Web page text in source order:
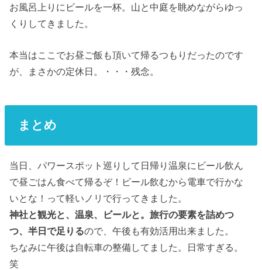
お風呂上りにビールを一杯。山と中庭を眺めながらゆっ
くりしてきました。
本当はここでお昼ご飯も頂いて帰るつもりだったのです
が、まさかの定休日。・・・残念。
まとめ
当日、パワースポット巡りして日帰り温泉にビール飲ん
で昼ごはん食べて帰るぞ！ビール飲むから電車で行かな
いとな！って軽いノリで行ってきました。
神社と観光と、温泉、ビールと。旅行の要素を詰めつ
つ、半日で足りるので、午後も有効活用出来ました。
ちなみに午後は自転車の整備してました。日常すぎる。
笑